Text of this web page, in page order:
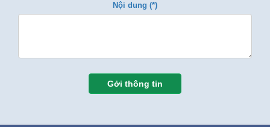
Nội dung (*)
Gởi thông tin